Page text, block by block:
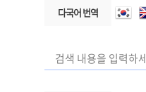
다국어 번역